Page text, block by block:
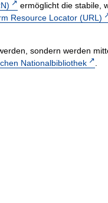
ermöglicht die stabile,
Resource Locator (URL)
sondern werden
Nationalbibliothek .